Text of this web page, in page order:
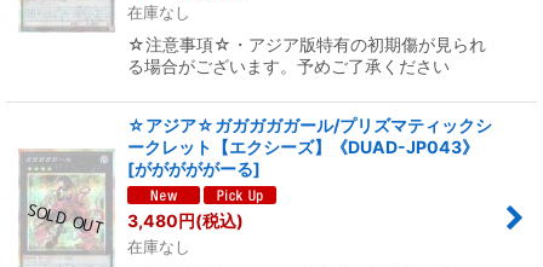
在庫なし
☆注意事項☆・アジア版特有の初期傷が見られ
る場合がございます。予めご了承ください
☆アジア☆ガガガガガール/プリズマティックシ
ークレット【エクシーズ】《DUAD-JP043》
[がががががーる]
3,480円(税込)
在庫なし